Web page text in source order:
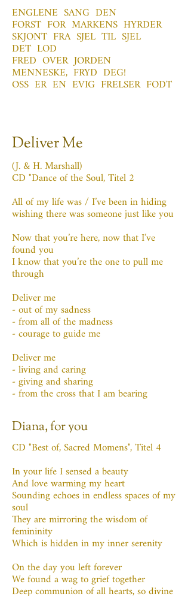
ENGLENE SANG DEN
FORST FOR MARKENS HYRDER
SKJONT FRA SJEL TIL SJEL
DET LOD
FRED OVER JORDEN
MENNESKE, FRYD DEG!
OSS ER EN EVIG FRELSER FODT
Deliver Me
(J. & H. Marshall)
CD "Dance of the Soul, Titel 2
All of my life was / I’ve been in hiding
wishing there was someone just like you
Now that you’re here, now that I’ve
found you
I know that you’re the one to pull me
through
Deliver me
- out of my sadness
- from all of the madness
- courage to guide me
Deliver me
- living and caring
- giving and sharing
- from the cross that I am bearing
Diana, for you
CD "Best of, Sacred Momens", Titel 4
In your life I sensed a beauty
And love warming my heart
Sounding echoes in endless spaces of my
soul
They are mirroring the wisdom of
femininity
Which is hidden in my inner serenity
On the day you left forever
We found a wag to grief together
Deep communion of all hearts, so divine